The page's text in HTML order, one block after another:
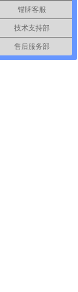
锚牌客服
技术支持部
售后服务部